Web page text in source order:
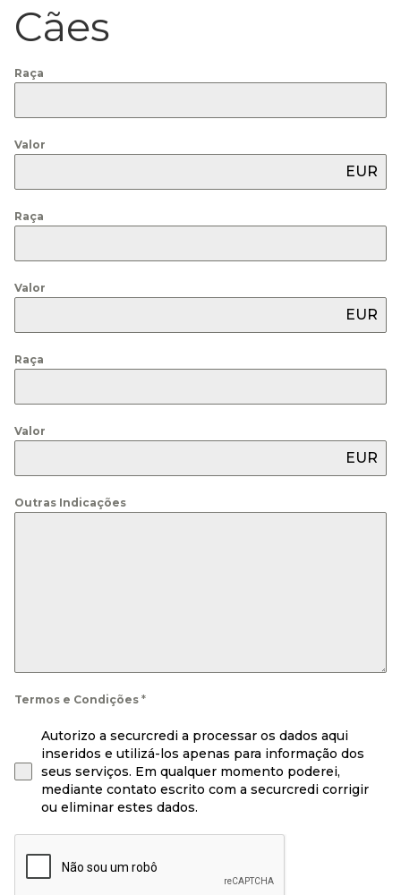
Cães
Raça
Valor
EUR
Raça
Valor
EUR
Raça
Valor
EUR
Outras Indicações
Termos e Condições *
Autorizo a securcredi a processar os dados aqui
inseridos e utilizá-los apenas para informação dos
seus serviços. Em qualquer momento poderei,
mediante contato escrito com a securcredi corrigir
ou eliminar estes dados.